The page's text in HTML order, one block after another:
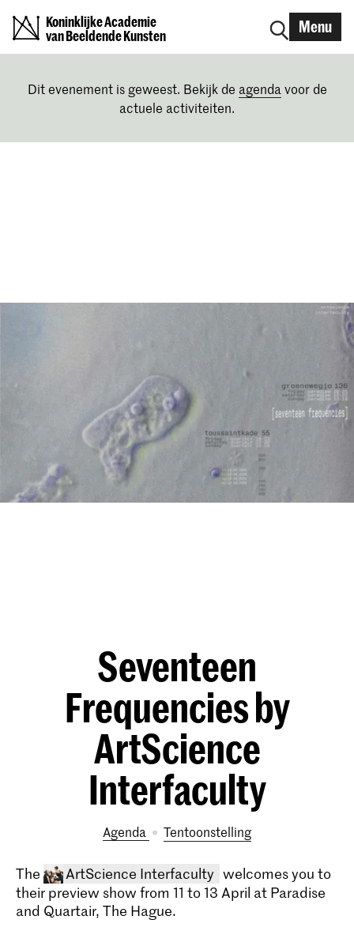
Koninklijke Academie
van Beeldende Kunsten
Menu
Dit evenement is geweest. Bekijk de agenda voor de
actuele activiteiten.
Seventeen
Frequencies by
ArtScience
Interfaculty
Agenda tentoonstelling
The ArtScience Interfaculty welcomes you to
their preview show from 11 to 13 April at Paradise
and Quartair, The Hague.